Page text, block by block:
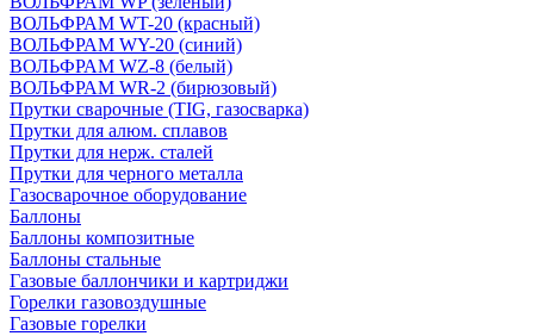
ВОЛЬФРАМ WT-20 (красный)
ВОЛЬФРАМ WY-20 (синий)
ВОЛЬФРАМ WZ-8 (белый)
ВОЛЬФРАМ WR-2 (бирюзовый)
Прутки сварочные (TIG, газосварка)
Прутки для алюм. сплавов
Прутки для нерж. сталей
Прутки для черного металла
Газосварочное оборудование
Баллоны
Баллоны композитные
Баллоны стальные
Газовые баллончики и картриджи
Горелки газовоздушные
Газовые горелки